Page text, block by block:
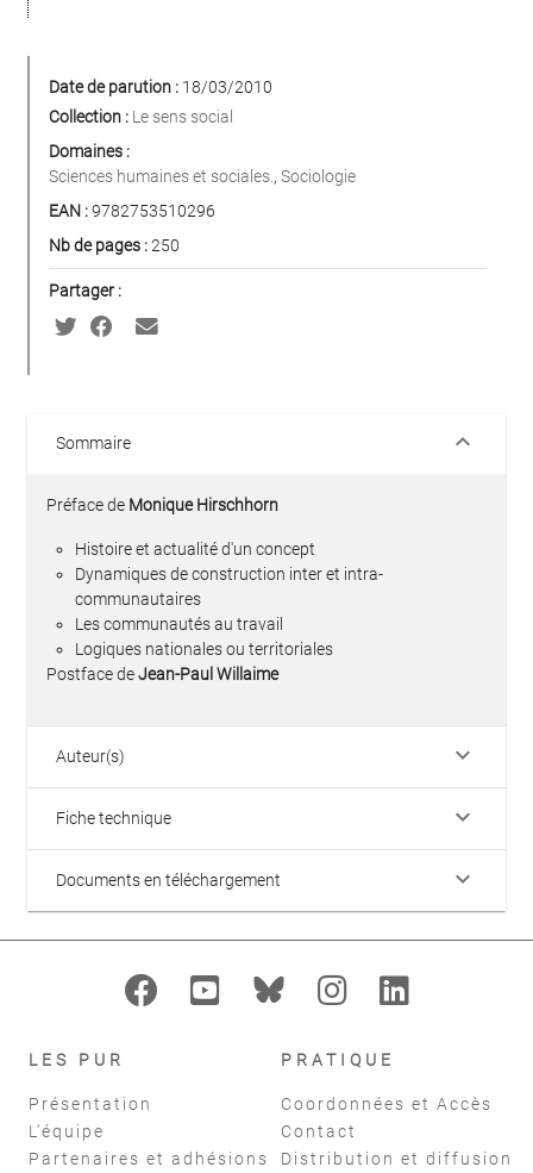
Date de parution : 18/03/2010
Collection : Le sens social
Domaines :
Sciences humaines et sociales. , Sociologie
EAN :9782753510296
Nb de pages :250
Partager :
Sommaire keyboard_arrow_down
Préface de Monique Hirschhorn
Histoire et actualité d'un concept
Dynamiques de construction inter et intra-
communautaires
Les communautés au travail
Logiques nationales ou territoriales
Postface deJean-Paul Willaime
Auteur(s) keyboard_arrow_down
Fiche technique keyboard_arrow_down
Documents en téléchargement keyboard_arrow_down
LES PUR
Présentation
L'équipe
Partenaires et adhésions
PRATIQUE
Coordonnées et Accès
Contact
Distribution et diffusion